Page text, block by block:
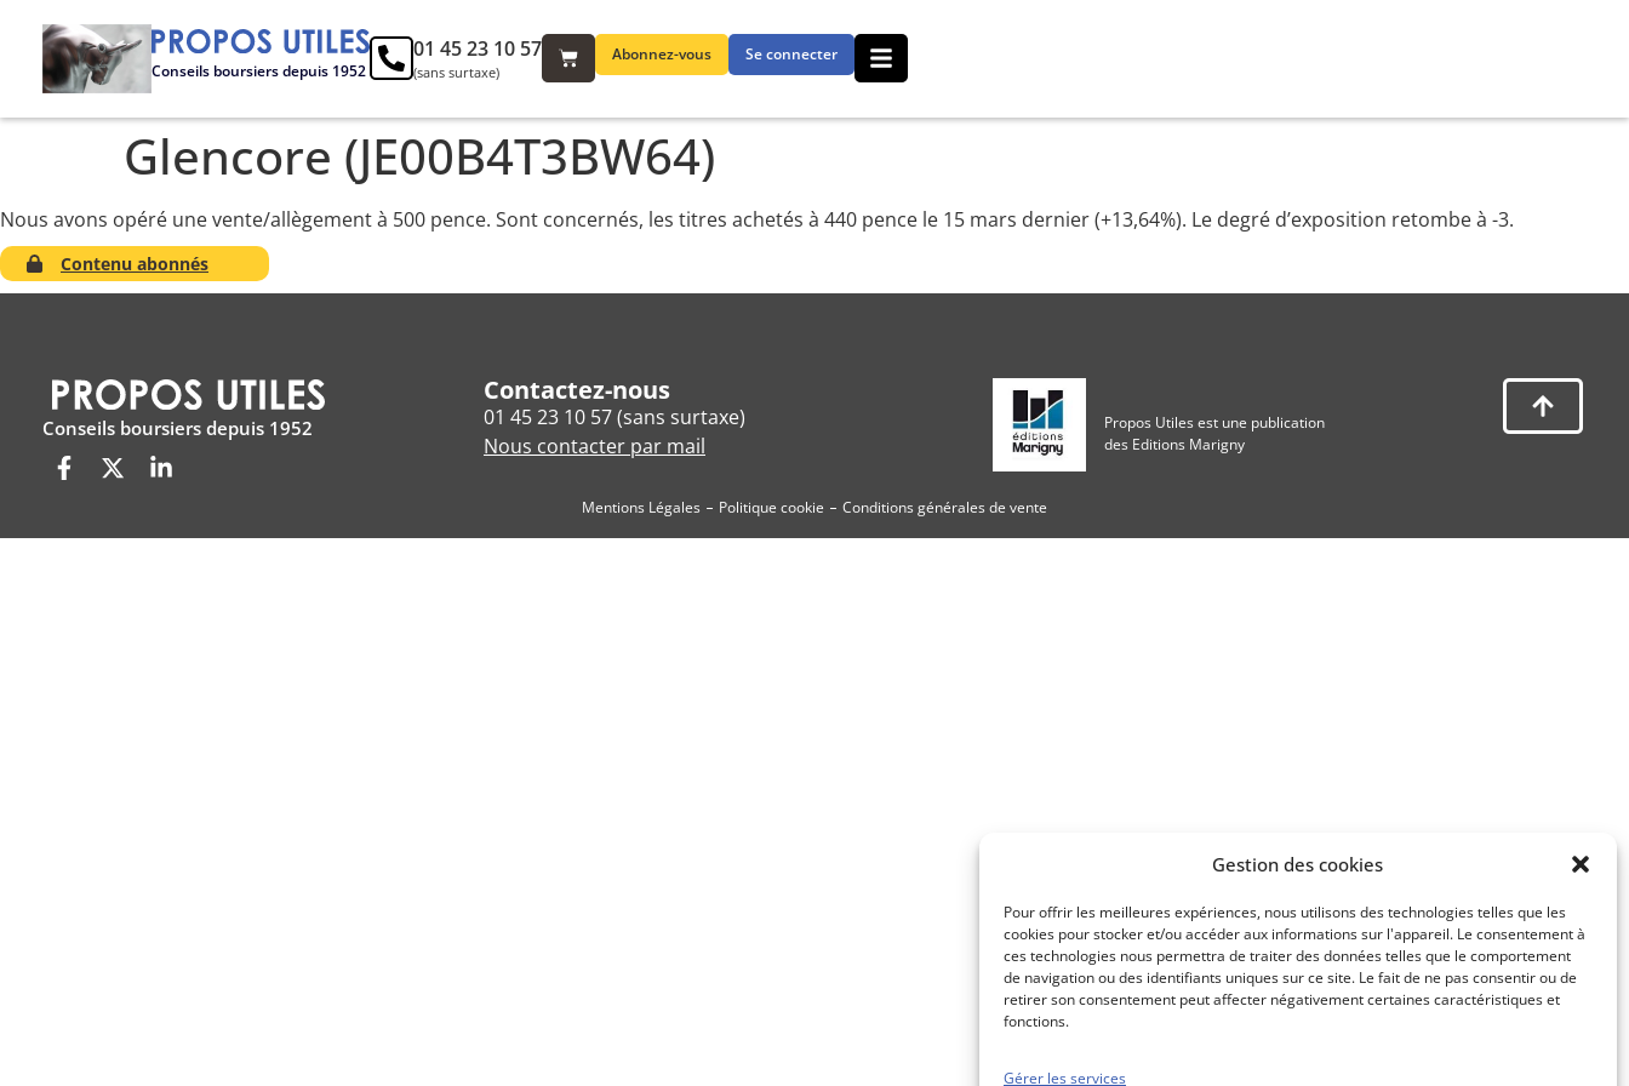
Gestion des cookies
Pour offrir les meilleures expériences, nous utilisons des technologies telles que les
cookies pour stocker et/ou accéder aux informations sur l'appareil. Le consentement à
ces technologies nous permettra de traiter des données telles que le comportement
de navigation ou des identifiants uniques sur ce site. Le fait de ne pas consentir ou de
retirer son consentement peut affecter négativement certaines caractéristiques et
fonctions.
Gérer les services
Conseils boursiers depuis 1952
Abonnez-vous Se connecter
01 45 23 10 57
(sans surtaxe)
Glencore (JE00B4T3BW64)
Nous avons opéré une vente/allègement à 500 pence. Sont concernés, les titres achetés à 440 pence le 15 mars dernier (+13,64%). Le degré d’exposition retombe à -3.
Contenu abonnés
Conseils boursiers depuis 1952
Contactez-nous
01 45 23 10 57 (sans surtaxe)
Nous contacter par mail
Propos Utiles est une publication
des Editions Marigny
Mentions Légales Politique cookie Conditions générales de vente